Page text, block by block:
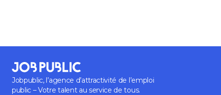
Jobpublic, l’agence d’attractivité de l’emploi
public – Votre talent au service de tous.